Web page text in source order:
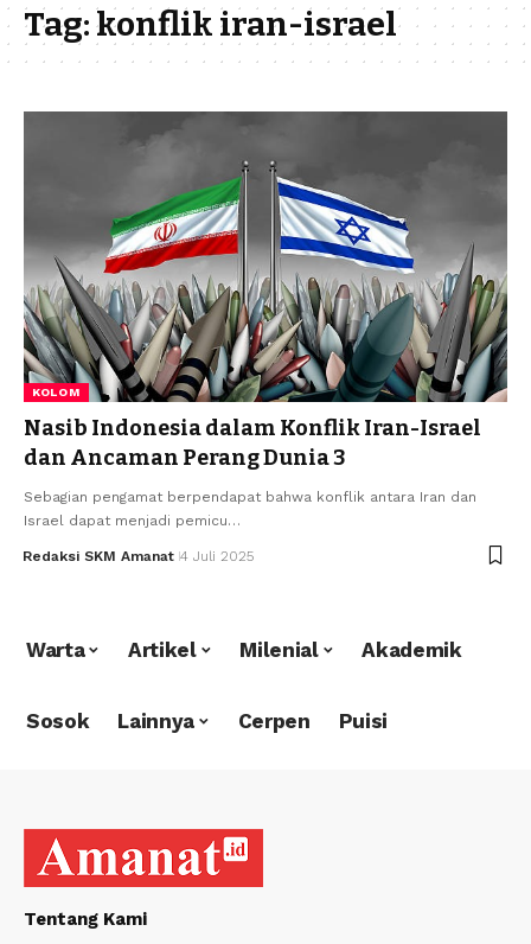
Tag:konflik iran-israel
KOLOM
Nasib Indonesia dalam Konflik Iran-Israel
dan Ancaman Perang Dunia 3
Sebagian pengamat berpendapat bahwa konflik antara Iran dan
Israel dapat menjadi pemicu…
Redaksi SKM Amanat 4 Juli 2025
Warta Artikel Milenial Akademik
Sosok Lainnya Cerpen Puisi
Tentang Kami